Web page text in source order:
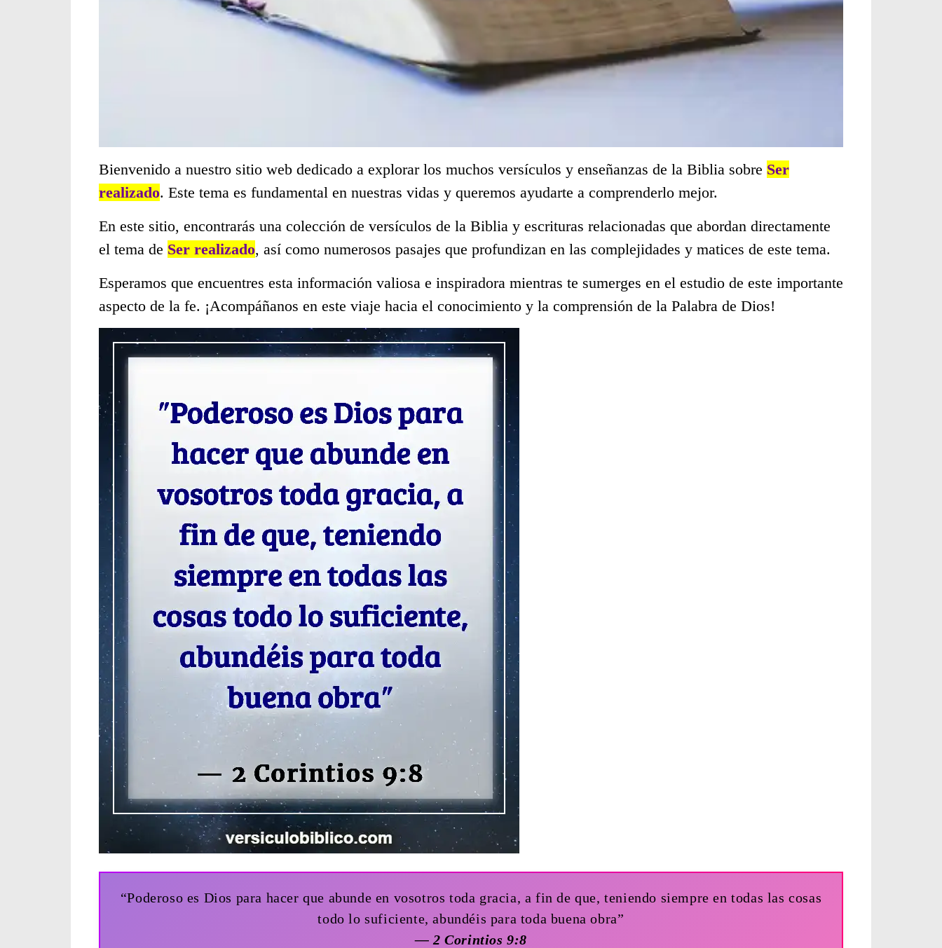
Bienvenido a nuestro sitio web dedicado a explorar los muchos versículos y enseñanzas de la Biblia sobre Ser
realizado. Este tema es fundamental en nuestras vidas y queremos ayudarte a comprenderlo mejor.
En este sitio, encontrarás una colección de versículos de la Biblia y escrituras relacionadas que abordan directamente
el tema de Ser realizado, así como numerosos pasajes que profundizan en las complejidades y matices de este tema.
Esperamos que encuentres esta información valiosa e inspiradora mientras te sumerges en el estudio de este importante
aspecto de la fe. ¡Acompáñanos en este viaje hacia el conocimiento y la comprensión de la Palabra de Dios!
“Poderoso es Dios para hacer que abunde en vosotros toda gracia, a fin de que, teniendo siempre en todas las cosas
todo lo suficiente, abundéis para toda buena obra”
— 2 Corintios 9:8